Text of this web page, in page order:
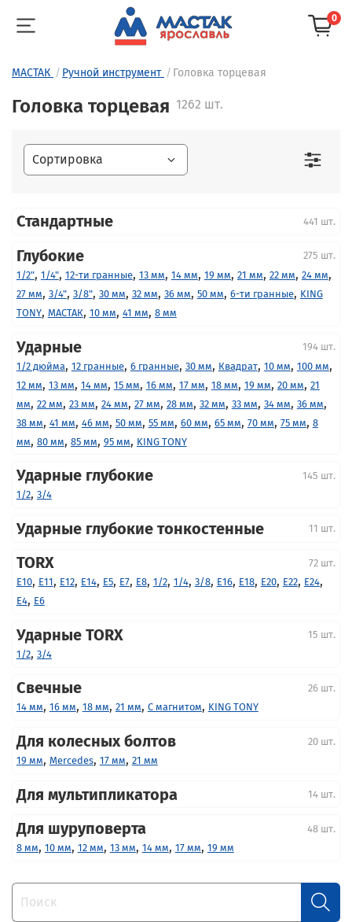
0
МАСТАК Ручной инструмент Головка торцевая
Головка торцевая 1262 шт.
Стандартные 441 шт.
Глубокие
275 шт.
1/2", 1/4", 12-ти гранные, 13 мм, 14 мм, 19 мм, 21 мм, 22 мм, 24 мм,
27 мм, 3/4", 3/8", 30 мм, 32 мм, 36 мм, 50 мм, 6-ти гранные, KING
TONY, МАСТАК, 10 мм, 41 мм, 8 мм
Ударные
194 шт.
1/2 дюйма, 12 гранные, 6 гранные, 30 мм, Квадрат, 10 мм, 100 мм,
12 мм, 13 мм, 14 мм, 15 мм, 16 мм, 17 мм, 18 мм, 19 мм, 20 мм, 21
мм, 22 мм, 23 мм, 24 мм, 27 мм, 28 мм, 32 мм, 33 мм, 34 мм, 36 мм,
38 мм, 41 мм, 46 мм, 50 мм, 55 мм, 60 мм, 65 мм, 70 мм, 75 мм, 8
мм, 80 мм, 85 мм, 95 мм, KING TONY
Ударные глубокие
145 шт.
1/2, 3/4
Ударные глубокие тонкостенные 11 шт.
TORX
72 шт.
E10, E11, E12, E14, E5, E7, E8, 1/2, 1/4, 3/8, E16, E18, E20, E22, E24,
E4, E6
Ударные TORX
15 шт.
1/2, 3/4
Свечные
26 шт.
14 мм, 16 мм, 18 мм, 21 мм, С магнитом, KING TONY
Для колесных болтов
20 шт.
19 мм, Mercedes, 17 мм, 21 мм
Для мультипликатора 14 шт.
Для шуруповерта
48 шт.
8 мм, 10 мм, 12 мм, 13 мм, 14 мм, 17 мм, 19 мм